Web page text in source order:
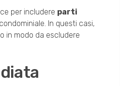
per includere parti
In questi casi,
in modo da escludere